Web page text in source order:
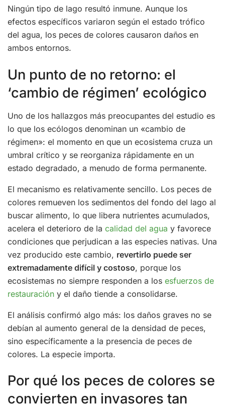
Ningún tipo de lago resultó inmune. Aunque los
efectos específicos variaron según el estado trófico
del agua, los peces de colores causaron daños en
ambos entornos.
Un punto de no retorno: el
‘cambio de régimen’ ecológico
Uno de los hallazgos más preocupantes del estudio es
lo que los ecólogos denominan un «cambio de
régimen»: el momento en que un ecosistema cruza un
umbral crítico y se reorganiza rápidamente en un
estado degradado, a menudo de forma permanente.
El mecanismo es relativamente sencillo. Los peces de
colores remueven los sedimentos del fondo del lago al
buscar alimento, lo que libera nutrientes acumulados,
acelera el deterioro de la calidad del agua y favorece
condiciones que perjudican a las especies nativas. Una
vez producido este cambio, revertirlo puede ser
extremadamente difícil y costoso, porque los
ecosistemas no siempre responden a los esfuerzos de
restauración y el daño tiende a consolidarse.
El análisis confirmó algo más: los daños graves no se
debían al aumento general de la densidad de peces,
sino específicamente a la presencia de peces de
colores. La especie importa.
Por qué los peces de colores se
convierten en invasores tan